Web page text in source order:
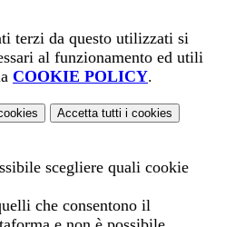
terzi da questo utilizzati si
al funzionamento ed utili
COOKIE POLICY.
Accetta tutti i cookies
scegliere quali cookie
che consentono il